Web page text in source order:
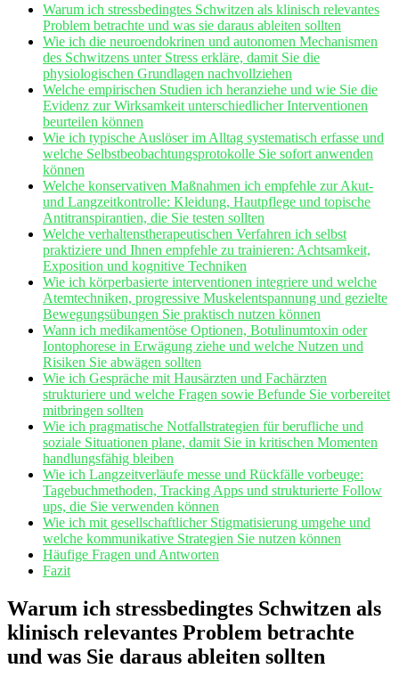
Warum⁢ ich stressbedingtes ​Schwitzen als klinisch ‌relevantes
Problem ​betrachte und was sie daraus ableiten sollten
Wie ich die neuroendokrinen und autonomen Mechanismen
‍des Schwitzens unter​ Stress erkläre, damit Sie die​
physiologischen Grundlagen nachvollziehen
Welche empirischen Studien ich heranziehe und wie Sie⁤ die
Evidenz zur⁢ Wirksamkeit unterschiedlicher Interventionen
beurteilen können
Wie ⁢ich typische ‌Auslöser im Alltag systematisch erfasse und
welche Selbstbeobachtungsprotokolle Sie sofort​ anwenden
können
Welche konservativen Maßnahmen​ ich empfehle zur‌ Akut-
‍und Langzeitkontrolle: Kleidung, Hautpflege und topische
Antitranspirantien,⁢ die Sie testen‌ sollten
Welche verhaltenstherapeutischen Verfahren ich selbst
praktiziere und Ihnen empfehle zu trainieren: Achtsamkeit,
Exposition und⁣ kognitive ⁤Techniken
Wie ich körperbasierte interventionen⁤ integriere und welche
Atemtechniken, progressive Muskelentspannung und gezielte
Bewegungsübungen Sie praktisch nutzen⁤ können
Wann ich medikamentöse‍ Optionen,​ Botulinumtoxin ⁢oder
Iontophorese in Erwägung‍ ziehe und welche Nutzen und
Risiken Sie ​abwägen sollten
Wie ich Gespräche mit Hausärzten und‍ Fachärzten
strukturiere und welche Fragen sowie Befunde Sie vorbereitet
mitbringen sollten
Wie⁣ ich pragmatische Notfallstrategien für berufliche ⁣und
soziale Situationen plane, damit Sie in kritischen Momenten
handlungsfähig bleiben
Wie ich Langzeitverläufe​ messe und Rückfälle vorbeuge:‍
Tagebuchmethoden, Tracking Apps ‍und strukturierte Follow
ups, die Sie ⁣verwenden können
Wie ich mit gesellschaftlicher Stigmatisierung umgehe und
welche kommunikative Strategien Sie nutzen können
Häufige Fragen und Antworten
Fazit
Warum ich ‍stressbedingtes Schwitzen als
klinisch relevantes Problem betrachte
und was Sie daraus ableiten sollten